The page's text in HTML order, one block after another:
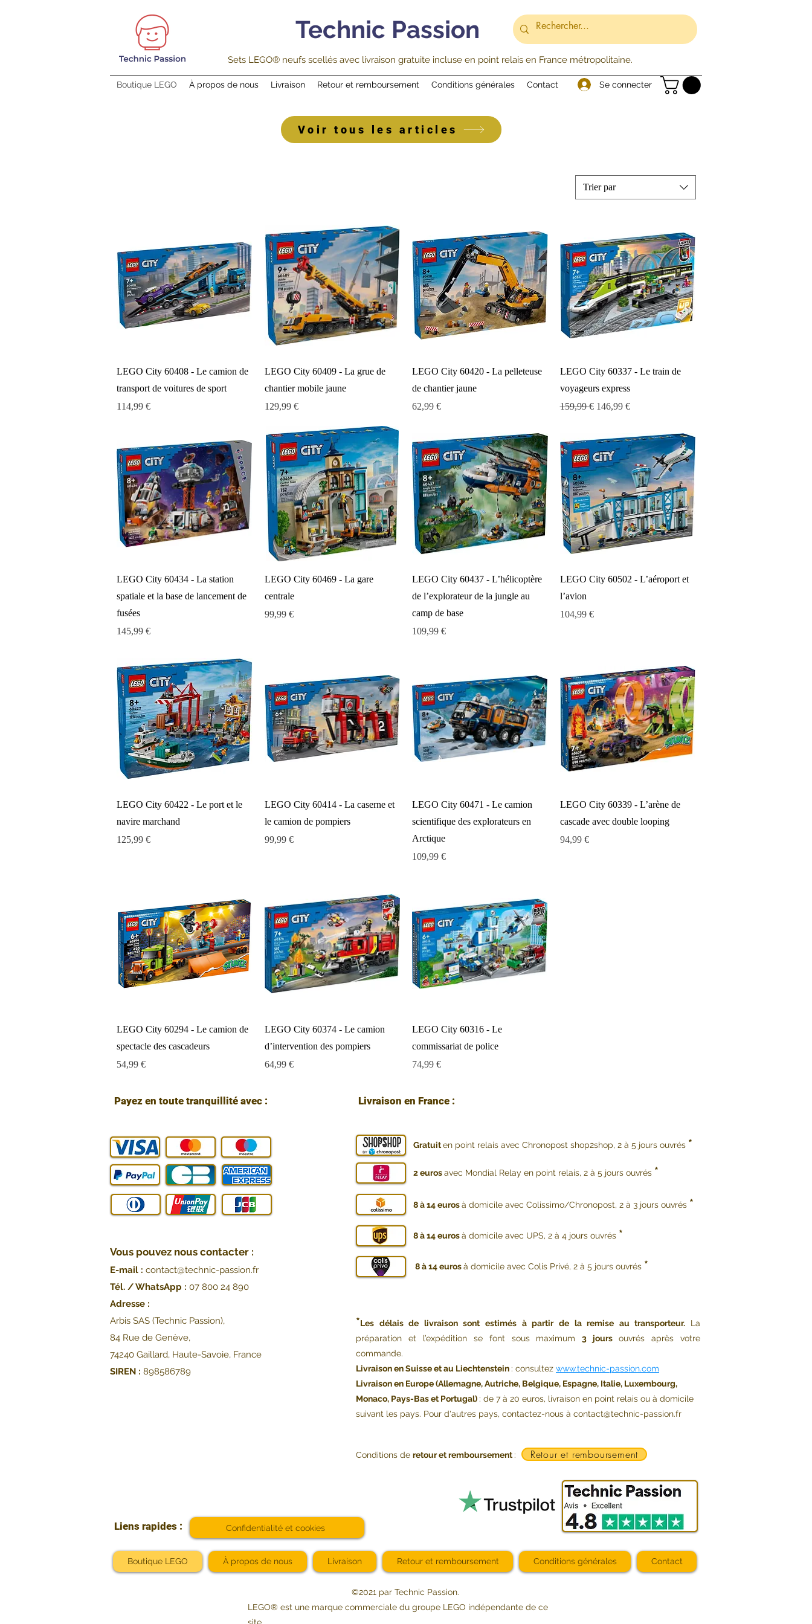
Technic Passion
Sets LEGO® neufs scellés avec livraison gratuite incluse en point relais en France métropolitaine.
Boutique LEGO À propos de nous Livraison Retour et remboursement Conditions générales Contact Se connecter
Voir tous les articles
Trier par
Aperçu rapide
LEGO City 60408 - Le camion de
transport de voitures de sport
Prix
114,99 €
Aperçu rapide
LEGO City 60409 - La grue de
chantier mobile jaune
Prix
129,99 €
Aperçu rapide
LEGO City 60420 - La pelleteuse
de chantier jaune
Prix
62,99 €
Aperçu rapide
LEGO City 60337 - Le train de
voyageurs express
Prix original
159,99 € Prix promotionnel
146,99 €
Aperçu rapide
LEGO City 60434 - La station
spatiale et la base de lancement de
fusées
Prix
145,99 €
Aperçu rapide
LEGO City 60469 - La gare
centrale
Prix
99,99 €
Aperçu rapide
LEGO City 60437 - L’hélicoptère
de l’explorateur de la jungle au
camp de base
Prix
109,99 €
Aperçu rapide
LEGO City 60502 - L’aéroport et
l’avion
Prix
104,99 €
Aperçu rapide
LEGO City 60422 - Le port et le
navire marchand
Prix
125,99 €
Aperçu rapide
LEGO City 60414 - La caserne et
le camion de pompiers
Prix
99,99 €
Aperçu rapide
LEGO City 60471 - Le camion
scientifique des explorateurs en
Arctique
Prix
109,99 €
Aperçu rapide
LEGO City 60339 - L’arène de
cascade avec double looping
Prix
94,99 €
Aperçu rapide
LEGO City 60294 - Le camion de
spectacle des cascadeurs
Prix
54,99 €
Aperçu rapide
LEGO City 60374 - Le camion
d’intervention des pompiers
Prix
64,99 €
Aperçu rapide
LEGO City 60316 - Le
commissariat de police
Prix
74,99 €
Payez en toute tranquillité avec :
Vous pouvez nous contacter :
E-mail : contact@technic-passion.fr
Tél. / WhatsApp : 07 800 24 890
Adresse :
Arbis SAS (Technic Passion),
84 Rue de Genève,
74240 Gaillard, Haute-Savoie, France
SIREN : 898586789
Livraison en France :
Gratuiten point relais avec Chronopost shop2shop, 2 à 5 jours ouvrés *
2 eurosavec Mondial Relay en point relais, 2 à 5 jours ouvrés *
8 à 14 eurosà domicile avec Colissimo/Chronopost, 2 à 3 jours ouvrés *
8 à 14 eurosà domicile avec UPS, 2 à 4 jours ouvrés *
8 à 14 eurosà domicile avec Colis Privé, 2 à 5 jours ouvrés *
*Les délais de livraison sont estimés à partir de la remise au transporteur. La
préparation et l’expédition se font sous maximum3 joursouvrés après votre
commande.
Livraison en Suisse et au Liechtenstein : consultez www.technic-passion.com
Livraison en Europe (Allemagne, Autriche, Belgique, Espagne, Italie, Luxembourg,
Monaco, Pays-Bas et Portugal) : de 7 à 20 euros, livraison en point relais ou à domicile
suivant les pays. Pour d'autres pays, contactez-nous à contact@technic-passion.fr
Conditions de retour et remboursement : Retour et remboursement
Liens rapides : Confidentialité et cookies
Boutique LEGO À propos de nous Livraison Retour et remboursement Conditions générales Contact
©2021 par Technic Passion.
LEGO® est une marque commerciale du groupe LEGO indépendante de ce